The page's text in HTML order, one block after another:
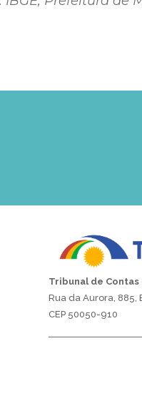
Tribunal de
Rua da Aurora, 885,
CEP 50050-910